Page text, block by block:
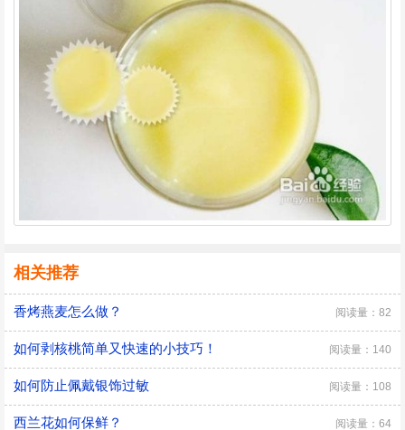
相关推荐
香烤燕麦怎么做？ 阅读量：82
如何剥核桃简单又快速的小技巧！ 阅读量：140
如何防止佩戴银饰过敏 阅读量：108
西兰花如何保鲜？ 阅读量：64